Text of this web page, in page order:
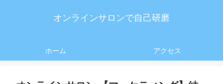
オンラインサロンで自己研磨
ホーム アクセス